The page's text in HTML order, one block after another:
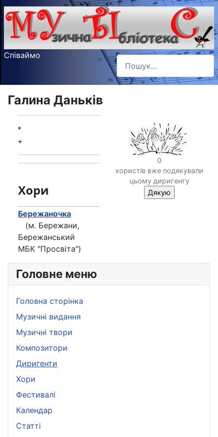
Співаймо Пошук
Type 2 or more characters
Головне меню
Головна сторінка
Музичні видання
Музичні твори
Композитори
Диригенти
Хори
Фестивалі
Календар
Статті
Галина Даньків
0
хористів вже подякували
цьому диригенту
*
+
Хори
Бережаночка
(м. Бережани,
Бережанський
МБК "Просвіта")